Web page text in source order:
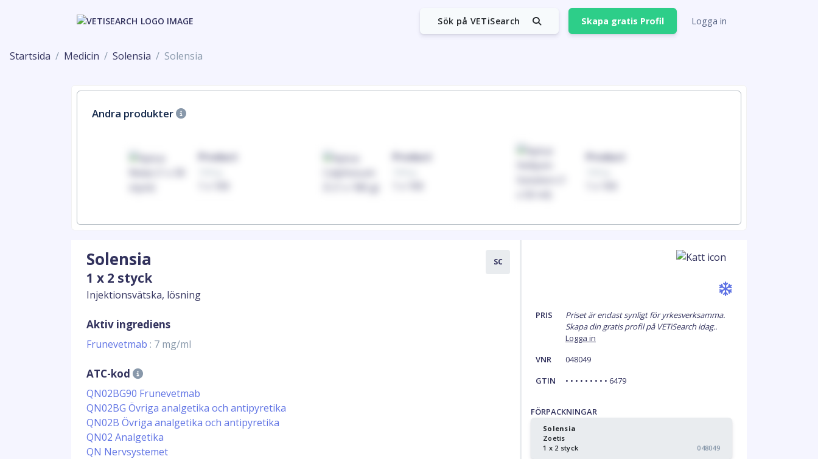
Sök på VETiSearch Skapa gratis Profil Logga in
Startsida Medicin Solensia Solensia
Andra produkter
Product Product Product
Solensia
1 x 2 styck
Injektionsvätska, lösning
SC
Aktiv ingrediens
Frunevetmab : 7 mg/ml
ATC-kod
QN02BG90 Frunevetmab
QN02BG Övriga analgetika och antipyretika
QN02B Övriga analgetika och antipyretika
QN02 Analgetika
QN Nervsystemet
PRIS
Priset är endast synligt för yrkesverksamma.
Skapa din gratis profil på VETiSearch idag..
Logga in
VNR
048049
GTIN
• • • • • • • • • 6479
FÖRPACKNINGAR
Solensia
Zoetis
1 x 2 styck
048049